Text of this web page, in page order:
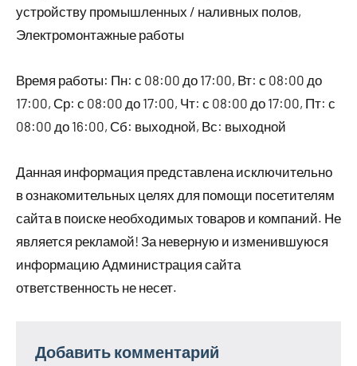
устройству промышленных / наливных полов,
Электромонтажные работы
Время работы: Пн: с 08:00 до 17:00, Вт: с 08:00 до
17:00, Ср: с 08:00 до 17:00, Чт: с 08:00 до 17:00, Пт: с
08:00 до 16:00, Сб: выходной, Вс: выходной
Данная информация представлена исключительно
в ознакомительных целях для помощи посетителям
сайта в поиске необходимых товаров и компаний. Не
является рекламой! За неверную и изменившуюся
информацию Администрация сайта
ответственность не несет.
Добавить комментарий